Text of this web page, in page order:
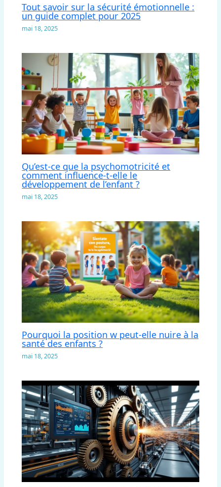
Tout savoir sur la sécurité émotionnelle :
un guide complet pour 2025
mai 18, 2025
Qu’est-ce que la psychomotricité et
comment influence-t-elle le
développement de l’enfant ?
mai 18, 2025
Pourquoi la position w peut-elle nuire à la
santé des enfants ?
mai 18, 2025